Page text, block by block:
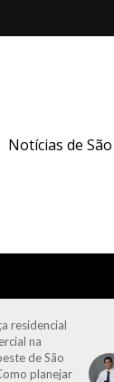
Notícias de
residencial
na
de São
planejar